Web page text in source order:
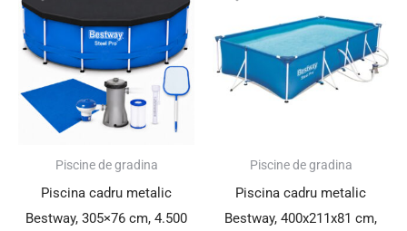
Piscine de gradina
Piscina cadru metalic
Bestway, 305×76 cm, 4.500
SUPER PREȚ!
Piscine de gradina
Piscina cadru metalic
Bestway, 400x211x81 cm,
fost:
759.00 lei.
699.00